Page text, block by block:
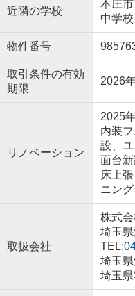
近隣の学校
本庄
中学校
物件番号
取引条件の有効
期限
2026
リノベーション
2025
内装
設、
面台
床上
ニング
取扱会社
株式
埼玉
TEL:
埼玉
埼玉